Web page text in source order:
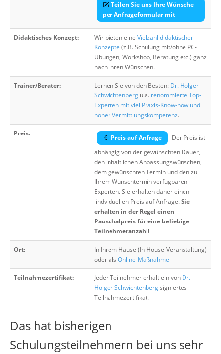
Teilen Sie uns Ihre Wünsche
per Anfrageformular mit
Didaktisches Konzept: Wir bieten eine Vielzahl didaktischer
Konzepte (z.B. Schulung mit/ohne PC-
Übungen, Workshop, Beratung etc.) ganz
nach Ihren Wünschen.
Trainer/Berater: Lernen Sie von den Besten: Dr. Holger
Schwichtenberg u.a. renommierte Top-
Experten mit viel Praxis-Know-how und
hoher Vermittlungskompetenz.
Preis:
Preis auf Anfrage
Der Preis ist
abhängig von der gewünschten Dauer,
den inhaltlichen Anpassungswünschen,
dem gewünschten Termin und den zu
Ihrem Wunschtermin verfügbaren
Experten. Sie erhalten daher einen
iindviduellen Preis auf Anfrage.Sie
erhalten in der Regel einen
Pauschalpreis für eine beliebige
Teilnehmeranzahl!
Ort:
In Ihrem Hause (In-House-Veranstaltung)
oder als Online-Maßnahme
Teilnahmezertifikat: Jeder Teilnehmer erhält ein von Dr.
Holger Schwichtenbergsigniertes
Teilnahmezertifikat.
Das hat bisherigen
Schulungsteilnehmern bei uns sehr